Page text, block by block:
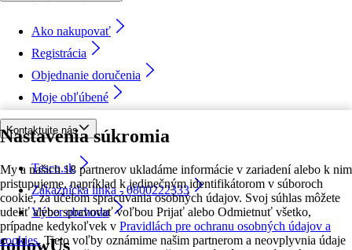
Nastavenia súkromia
My a našich 18 partnerov ukladáme informácie v zariadení alebo k nim
pristupujeme, napríklad k jedinečným identifikátorom v súboroch
cookie, za účelom spracúvania osobných údajov. Svoj súhlas môžete
udeliť alebo spravovať voľbou Prijať alebo Odmietnuť všetko,
prípadne kedykoľvek v Pravidlách pre ochranu osobných údajov a
cookies. Tieto voľby oznámime našim partnerom a neovplyvnia údaje
Ako nakupovať
Registrácia
Objednanie doručenia
Moje obľúbené
Kontaktujte nás
Tesco.sk
Zákaznícka linka - 0800222333
Výber obchodu
followUs